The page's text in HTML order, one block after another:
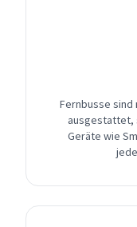
Fernbusse
ausgestattet,
Geräte wie